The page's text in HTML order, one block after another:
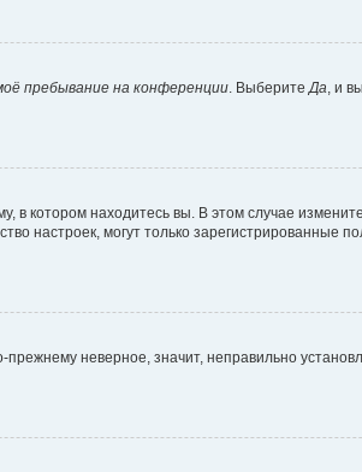
пребывание на конференции . Выберите Да , и
в котором находитесь вы. В этом случае
настроек, могут только зарегистрированные
неверное, значит, неправильно